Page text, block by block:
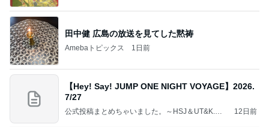
田中健 広島の放送を見てした黙祷
Amebaトピックス 1日前
【Hey! Say! JUMP ONE NIGHT VOYAGE】2026.
7/27
公式投稿まとめちゃいました。～HSJ＆UT&K.O.
12日前